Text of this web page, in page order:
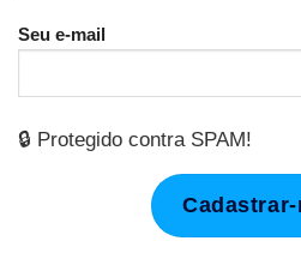
Seu e-mail
🔒 Protegido contra SPAM!